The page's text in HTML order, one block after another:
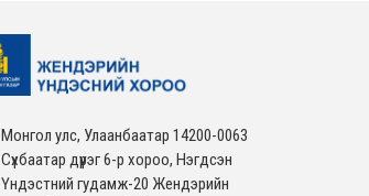
Монгол улс, Улаанбаатар 14200-0063
Сүхбаатар дүүрэг 6-р хороо, Нэгдсэн
Үндэстний гудамж-20 Жендэрийн